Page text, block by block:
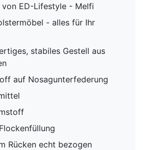
ED-Lifestyle - Melfi
- alles für Ihr
stabiles Gestell aus
auf Nosagunterfederung
Rücken echt bezogen